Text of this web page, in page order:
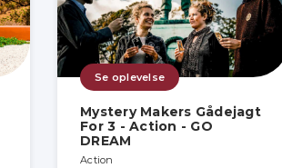
Se oplevelse
Mystery Makers Gådejagt
For 3 - Action - GO
DREAM
Action